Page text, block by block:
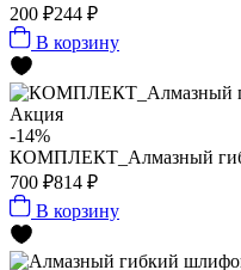
200 ₽244 ₽
В корзину
Акция
-14%
КОМПЛЕКТ_Алмазный
700 ₽814 ₽
В корзину